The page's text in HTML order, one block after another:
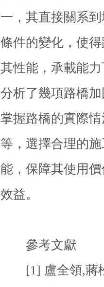
一，其直接關系
條件的變化，使
其性能，承載能
分析了幾項路橋
掌握路橋的實際
等，選擇合理的
能，保障其使用
效益。
參考文獻
[1] 盧全領,蔣松